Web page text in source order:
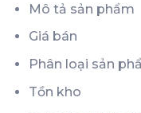
Mô tả sản phẩm
Giá bán
Phân loại sản
Tồn kho